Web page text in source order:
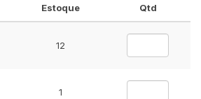
Estoque Qtd
12
1